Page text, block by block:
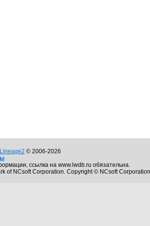
Lineage2 © 2006-2026
ссылка на www.lwdb.ru обязательна.
of NCsoft Corporation. Copyright © NCsoft